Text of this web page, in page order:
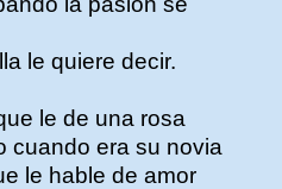
le quiere decir.
le de una rosa
cuando era su novia
le hable de amor